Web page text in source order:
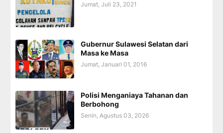
Jumat, Juli 23, 2021
Gubernur Sulawesi Selatan dari
Masa ke Masa
Jumat, Januari 01, 2016
Polisi Menganiaya Tahanan dan
Berbohong
Senin, Agustus 03, 2026